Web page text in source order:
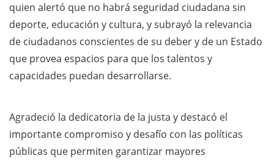
quien alertó que no habrá seguridad ciudadana sin
deporte, educación y cultura, y subrayó la relevancia
de ciudadanos conscientes de su deber y de un Estado
que provea espacios para que los talentos y
capacidades puedan desarrollarse.
Agradeció la dedicatoria de la justa y destacó el
importante compromiso y desafío con las políticas
públicas que permiten garantizar mayores